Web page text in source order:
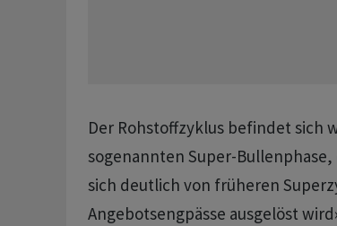
Der Rohstoffzyklus befindet sich
sogenannten Super-
sich deutlich von früheren
Angebotsengpässe ausgelöst